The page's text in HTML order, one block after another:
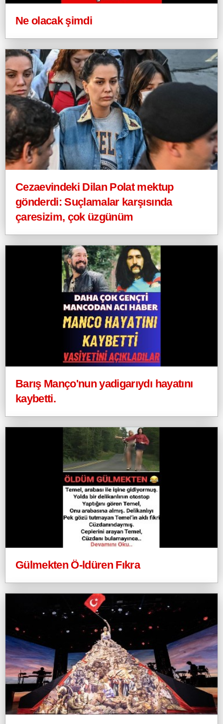
Ne olacak şimdi
Cezaevindeki Dilan Polat mektup
gönderdi: Suçlamalar karşısında
çaresizim, çok üzgünüm
Barış Manço'nun yadigarıydı hayatını
kaybetti.
Gülmekten Ö-ldüren Fıkra